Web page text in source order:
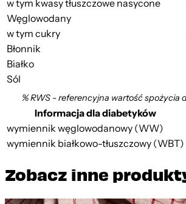
w tym kwasy tłuszczowe nasycone
Węglowodany
w tym cukry
Błonnik
Białko
Sól
% RWS - referencyjna wartość
Informacja dla diabetyków
wymiennik węglowodanowy (WW)
wymiennik białkowo-tłuszczowy (WBT)
Zobacz inne